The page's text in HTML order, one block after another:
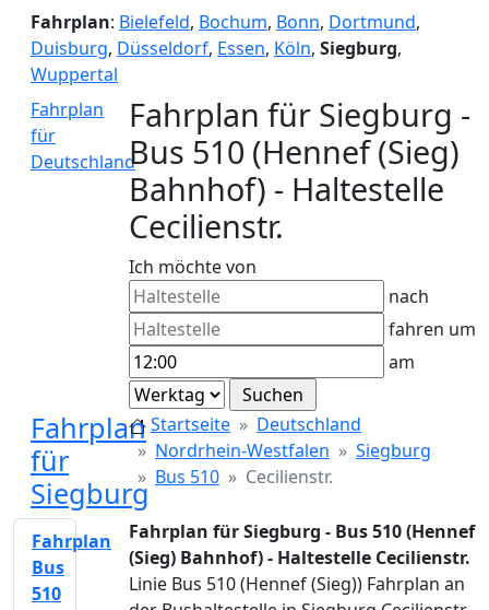
Fahrplan: Bielefeld, Bochum, Bonn, Dortmund,
Duisburg, Düsseldorf, Essen, Köln, Siegburg,
Wuppertal
Fahrplan
für
Deutschland
Fahrplan für Siegburg -
Bus 510 (Hennef (Sieg)
Bahnhof) - Haltestelle
Cecilienstr.
Ich möchte von
nach
fahren um
am
Fahrplan
für
Siegburg
Startseite
Deutschland
Nordrhein-Westfalen
Siegburg
Bus 510
Cecilienstr.
Fahrplan für Siegburg - Bus 510 (Hennef
(Sieg) Bahnhof) - Haltestelle Cecilienstr.
Linie Bus 510 (Hennef (Sieg)) Fahrplan an
Fahrplan
Bus
510